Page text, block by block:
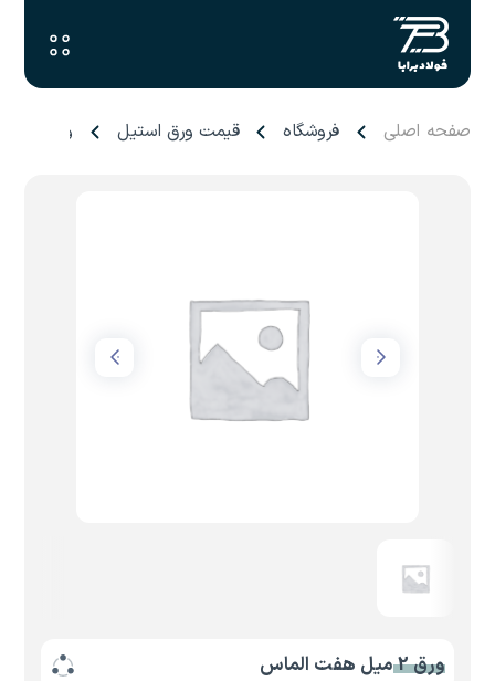
صفحه اصلی فروشگاه قیمت ورق استیل ورق ۲ میل هفت الماس
ورق 2 میل هفت الماس